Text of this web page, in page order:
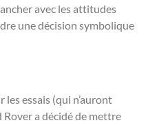
avec les attitudes
une décision symbolique
essais (qui n’auront
a décidé de mettre